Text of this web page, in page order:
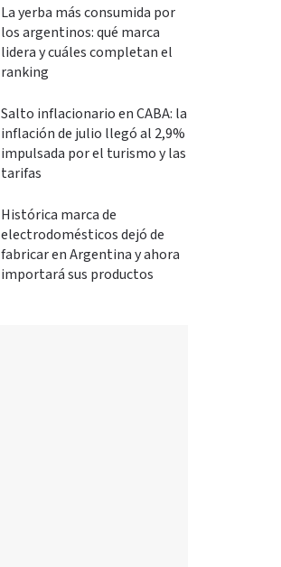
La yerba más consumida por
los argentinos: qué marca
lidera y cuáles completan el
ranking
Salto inflacionario en CABA: la
inflación de julio llegó al 2,9%
impulsada por el turismo y las
tarifas
Histórica marca de
electrodomésticos dejó de
fabricar en Argentina y ahora
importará sus productos